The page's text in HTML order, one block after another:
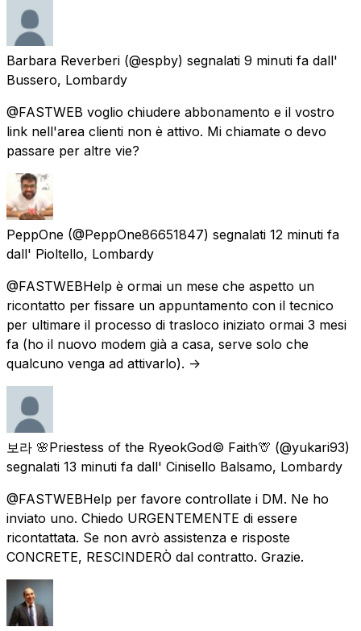
Barbara Reverberi (@espby) segnalati 9 minuti fa dall'
Bussero, Lombardy
@FASTWEB voglio chiudere abbonamento e il vostro
link nell'area clienti non è attivo. Mi chiamate o devo
passare per altre vie?
PeppOne (@PeppOne86651847) segnalati 12 minuti fa
dall' Pioltello, Lombardy
@FASTWEBHelp è ormai un mese che aspetto un
ricontatto per fissare un appuntamento con il tecnico
per ultimare il processo di trasloco iniziato ormai 3 mesi
fa (ho il nuovo modem già a casa, serve solo che
qualcuno venga ad attivarlo). ->
보라 🌸Priestess of the RyeokGod© Faith🦒 (@yukari93)
segnalati 13 minuti fa dall' Cinisello Balsamo, Lombardy
@FASTWEBHelp per favore controllate i DM. Ne ho
inviato uno. Chiedo URGENTEMENTE di essere
ricontattata. Se non avrò assistenza e risposte
CONCRETE, RESCINDERÒ dal contratto. Grazie.